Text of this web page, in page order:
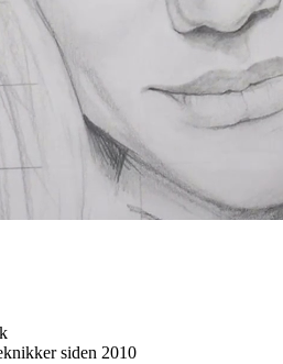
siden 2010